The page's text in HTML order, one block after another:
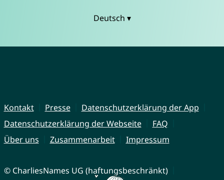
Deutsch ▾
Kontakt Presse
Datenschutzerklärung der App
Datenschutzerklärung der Webseite
FAQ
Über uns
Zusammenarbeit Impressum
© CharliesNames UG (haftungsbeschränkt)